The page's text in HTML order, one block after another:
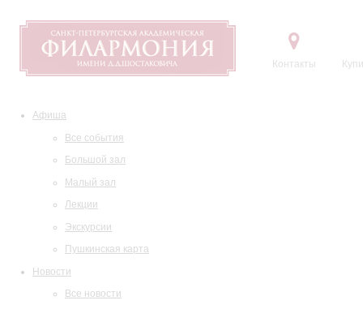
Контакты
Афиша
Все события
Большой зал
Малый зал
Лекции
Экскурсии
Пушкинская карта
Новости
Все новости